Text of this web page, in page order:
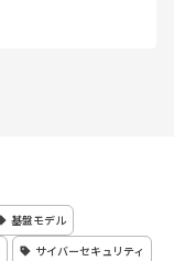
基盤モデル
サイバーセキュリティ